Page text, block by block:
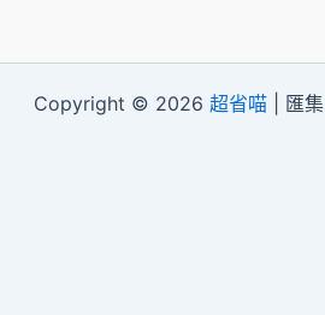
Copyright © 2026 超省喵| 匯集